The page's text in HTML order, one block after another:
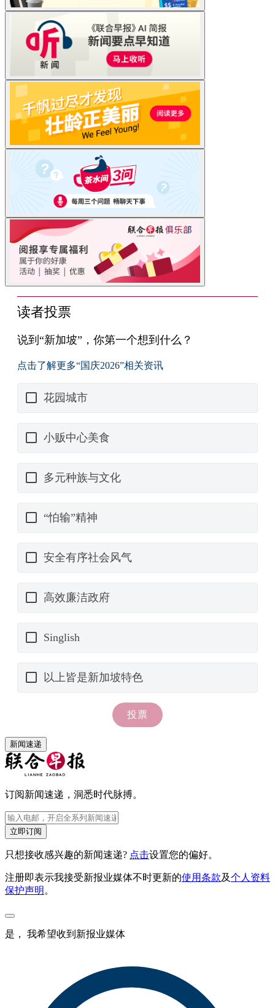
新闻速递
订阅新闻速递，洞悉时代脉搏。
立即订阅
只想接收感兴趣的新闻速递? 点击设置您的偏好。
注册即表示我接受新报业媒体不时更新的使用条款及个人资料
保护声明 。
是， 我希望收到新报业媒体